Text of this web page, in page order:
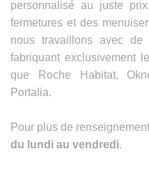
personnalisé au juste
fermetures et des
nous travaillons avec de
fabriquant exclusivement
que Roche Habitat,
Portalia.
Pour plus de
du lundi au vendredi.